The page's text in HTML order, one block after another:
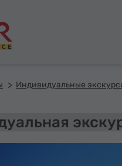
Индивидуальные